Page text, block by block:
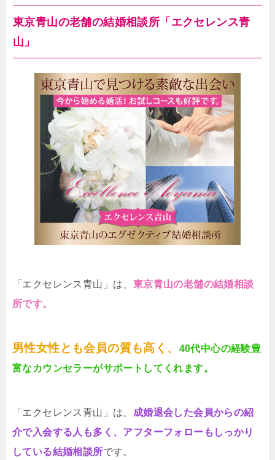
東京青山の老舗の結婚相談所「エクセレンス青
山」
「エクセレンス青山」は、 東京青山の老舗の結婚相談
所です。
男性女性とも会員の質も高く、
40代中心の経験豊
富なカウンセラーがサポートしてくれます。
「エクセレンス青山」は、 成婚退会した会員からの紹
介で入会する人も多く、アフターフォローもしっかり
している結婚相談所です。